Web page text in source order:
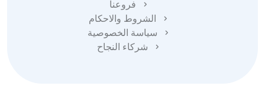
فروعنا
الشروط والاحكام
سياسة الخصوصية
شركاء النجاح